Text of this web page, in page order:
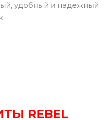
удобный и надежный
REBEL